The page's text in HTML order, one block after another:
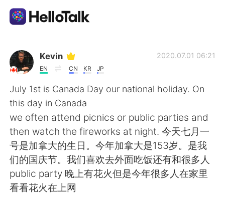
語言交換應用
AI Grammar Checker
繁體中文
English 简体中文
Español العربية
Kevin
EN CN KR JP
2020.07.01 06:21
July 1st is Canada Day our national holiday. On
this day in Canada
we often attend picnics or public parties and
then watch the fireworks at night. 今天七月一
号是加拿大的生日。今年加拿大是153岁。是我
们的国庆节。我们喜欢去外面吃饭还有和很多人
public party 晚上有花火但是今年很多人在家里
看看花火在上网